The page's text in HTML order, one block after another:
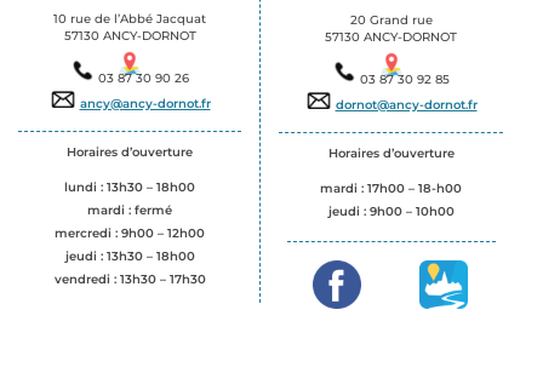
10 rue de l’Abbé Jacquat
57130 ANCY-DORNOT
03 87 30 90 26
ancy@ancy-dornot.fr
Horaires d’ouverture
lundi : 13h30 – 18h00
mardi : fermé
mercredi : 9h00 – 12h00
jeudi : 13h30 – 18h00
vendredi : 13h30 – 17h30
20 Grand rue
57130 ANCY-DORNOT
03 87 30 92 85
dornot@ancy-dornot.fr
Horaires d’ouverture
mardi : 17h00 – 18-h00
jeudi : 9h00 – 10h00